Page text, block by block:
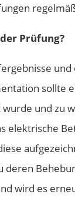
Prüfung?
sollte
und zu
elektrische
deren
wird es